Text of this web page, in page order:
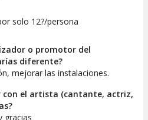
solo 12?/persona
o promotor del
diferente?
mejorar las instalaciones.
con el artista (cantante, actriz,
gracias